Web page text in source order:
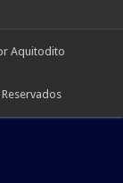
Aquitodito